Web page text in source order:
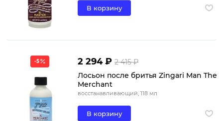
В корзину
-5 2 294 ₽ 2 415 ₽
Лосьон после бритья Zingari Man The
Merchant
восстанавливающий, 118 мл
В корзину